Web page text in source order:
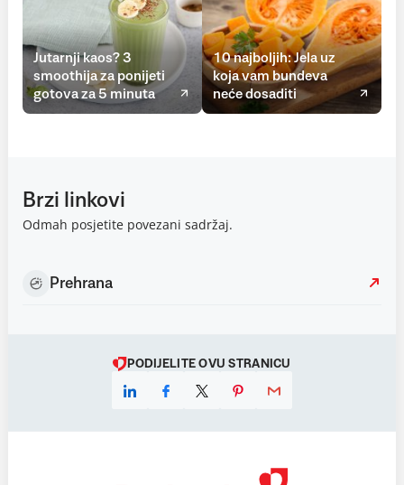
Jutarnji kaos? 3
smoothija za ponijeti
gotova za 5 minuta
10 najboljih: Jela uz
koja vam bundeva
neće dosaditi
Brzi linkovi
Odmah posjetite povezani sadržaj.
Prehrana
PODIJELITE OVU STRANICU